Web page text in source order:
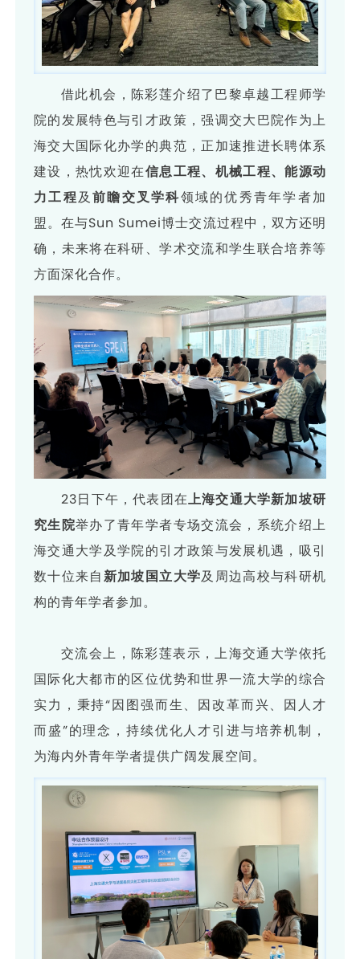
借此机会，陈彩莲介绍了巴黎卓越工程师学
院的发展特色与引才政策，强调交大巴院作为上
海交大国际化办学的典范，正加速推进长聘体系
建设，热忱欢迎在信息工程、机械工程、能源动
力工程及前瞻交叉学科领域的优秀青年学者加
盟。在与Sun Sumei博士交流过程中，双方还明
确，未来将在科研、学术交流和学生联合培养等
方面深化合作。
23日下午，代表团在上海交通大学新加坡研
究生院举办了青年学者专场交流会， 系统介绍上
海交通大学及学院的引才政策与发展机遇， 吸引
数十位来自新加坡国立大学及周边高校与科研机
构的青年学者参加。
交流会上，陈彩莲表示，上海交通大学依托
国际化大都市的区位优势和世界一流大学的综合
实力，秉持“因图强而生、因改革而兴、因人才
而盛”的理念，持续优化人才引进与培养机制，
为海内外青年学者提供广阔发展空间。